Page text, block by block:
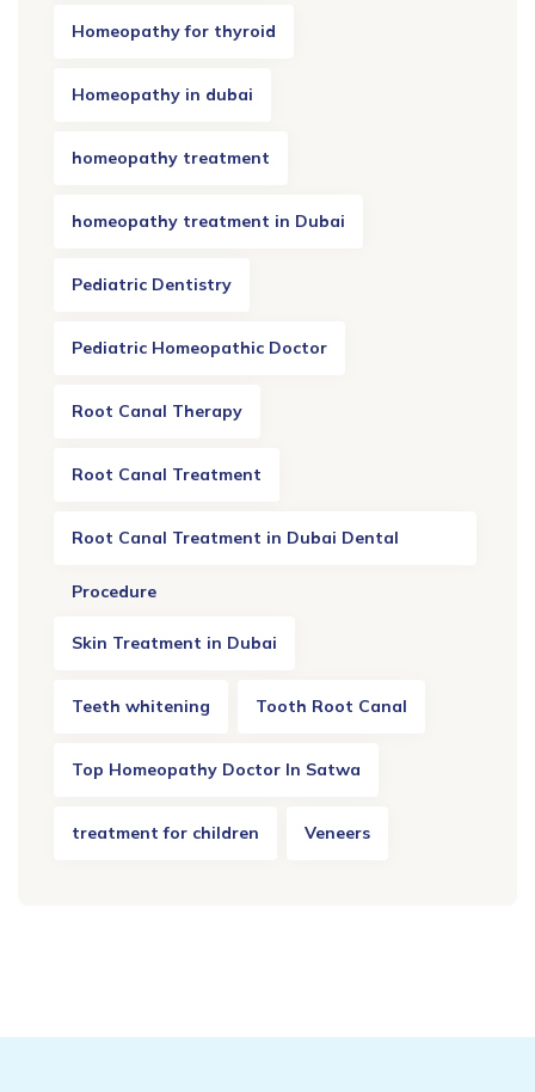
Homeopathy for thyroid
Homeopathy in dubai
homeopathy treatment
homeopathy treatment in Dubai
Pediatric Dentistry
Pediatric Homeopathic Doctor
Root Canal Therapy
Root Canal Treatment
Root Canal Treatment in Dubai Dental
Procedure
Skin Treatment in Dubai
Teeth whitening Tooth Root Canal
Top Homeopathy Doctor In Satwa
treatment for children Veneers